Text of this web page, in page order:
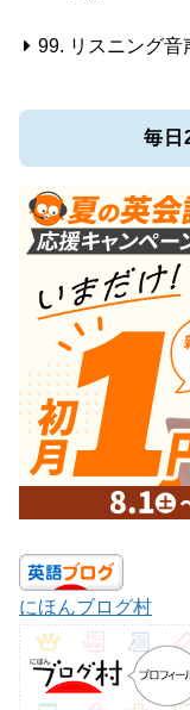
99. リスニング音
毎日
にほんブログ村